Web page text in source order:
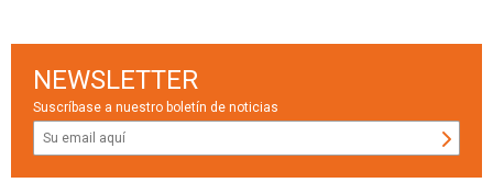
NEWSLETTER
Suscríbase a nuestro boletín de noticias